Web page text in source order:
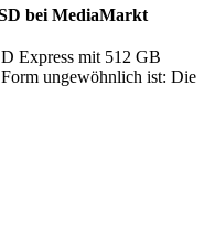
bei MediaMarkt
Express mit 512 GB
unge­wöhn­lich ist: Die